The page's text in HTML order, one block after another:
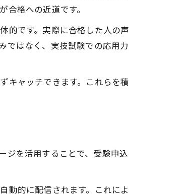
格への近道です。
的です。実際に合格した人の声
ではなく、実技試験での応用力
キャッチできます。これらを積
ジを活用することで、受験申込
動的に配信されます。これによ